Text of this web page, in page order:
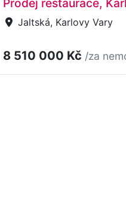
Prodej restaurace,
Jaltská, Karlovy Vary
8 510 000 Kč /za